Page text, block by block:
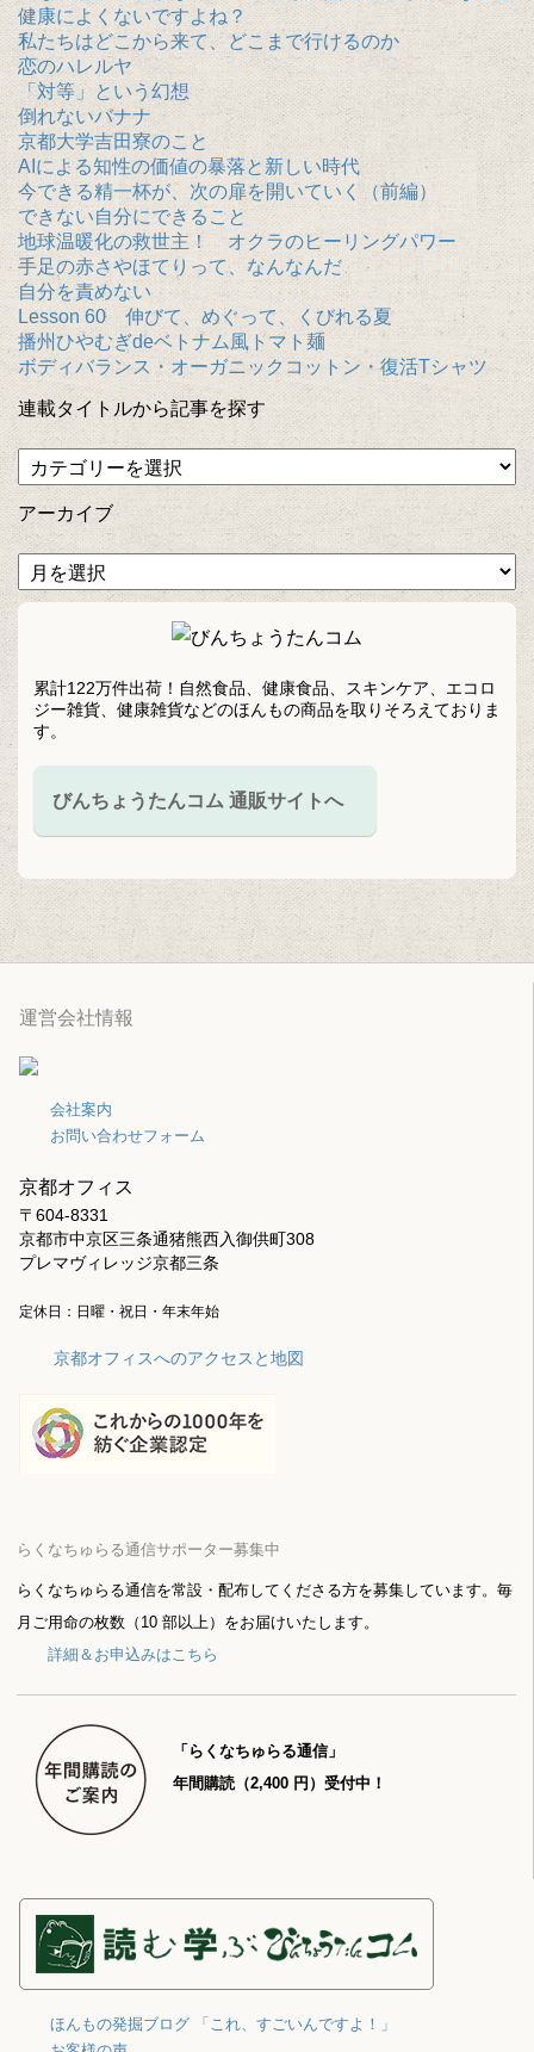
健康によくないですよね？
私たちはどこから来て、どこまで行けるのか
恋のハレルヤ
「対等」という幻想
倒れないバナナ
京都大学吉田寮のこと
AIによる知性の価値の暴落と新しい時代
今できる精一杯が、次の扉を開いていく（前編）
できない自分にできること
地球温暖化の救世主！ オクラのヒーリングパワー
手足の赤さやほてりって、なんなんだ
自分を責めない
Lesson 60 伸びて、めぐって、くびれる夏
播州ひやむぎdeベトナム風トマト麺
ボディバランス・オーガニックコットン・復活Tシャツ
連載タイトルから記事を探す
アーカイブ
累計122万件出荷！自然食品、健康食品、スキンケア、エコロ
ジー雑貨、健康雑貨などのほんもの商品を取りそろえておりま
す。
びんちょうたんコム 通販サイトへ
運営会社情報
会社案内
お問い合わせフォーム
京都オフィス
〒604-8331
京都市中京区三条通猪熊西入御供町308
プレマヴィレッジ京都三条
定休日：日曜・祝日・年末年始
京都オフィスへのアクセスと地図
らくなちゅらる通信サポーター募集中
らくなちゅらる通信を常設・配布してくださる方を募集しています。毎
月ご用命の枚数（10 部以上）をお届けいたします。
詳細＆お申込みはこちら
「らくなちゅらる通信」
年間購読（2,400 円）受付中！
ほんもの発掘ブログ 「これ、すごいんですよ！」